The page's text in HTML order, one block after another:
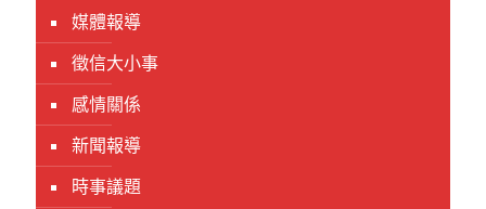
媒體報導
徵信大小事
感情關係
新聞報導
時事議題